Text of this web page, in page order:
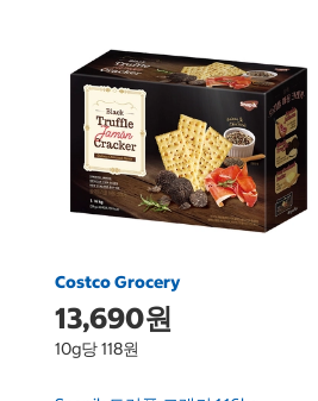
Costco Grocery
13,690원
10g당 118원